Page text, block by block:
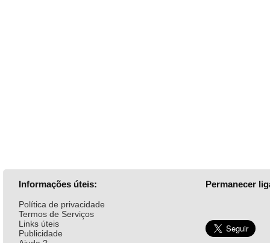
Informações úteis:
Política de privacidade
Termos de Serviços
Links úteis
Publicidade
Permanecer